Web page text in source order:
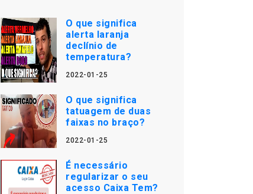
O que significa
alerta laranja
declínio de
temperatura?
2022-01-25
O que significa
tatuagem de duas
faixas no braço?
2022-01-25
É necessário
regularizar o seu
acesso Caixa Tem?